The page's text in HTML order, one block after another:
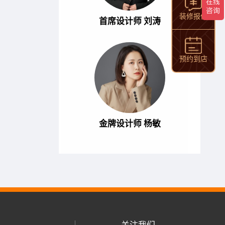
首席设计师 刘涛
金牌设计师 杨敏
装修报价
预约到店